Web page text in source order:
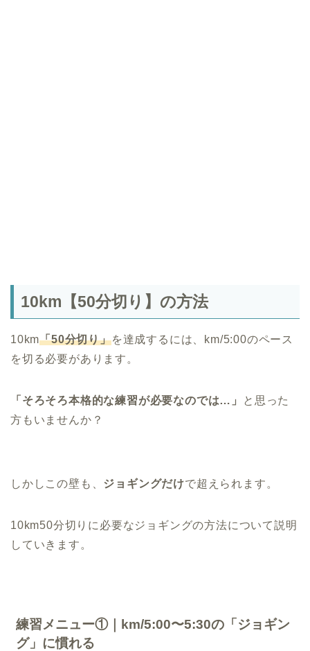
10km【50分切り】の方法
10km「50分切り」を達成するには、km/5:00のペース
を切る必要があります。
「そろそろ本格的な練習が必要なのでは…」
と思った
方もいませんか？
しかしこの壁も、 ジョギングだけで超えられます。
10km50分切りに必要なジョギングの方法について説明
していきます。
練習メニュー①｜km/5:00〜5:30の「ジョギン
グ」に慣れる